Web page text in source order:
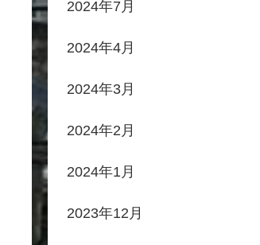
2024年7月
2024年4月
2024年3月
2024年2月
2024年1月
2023年12月